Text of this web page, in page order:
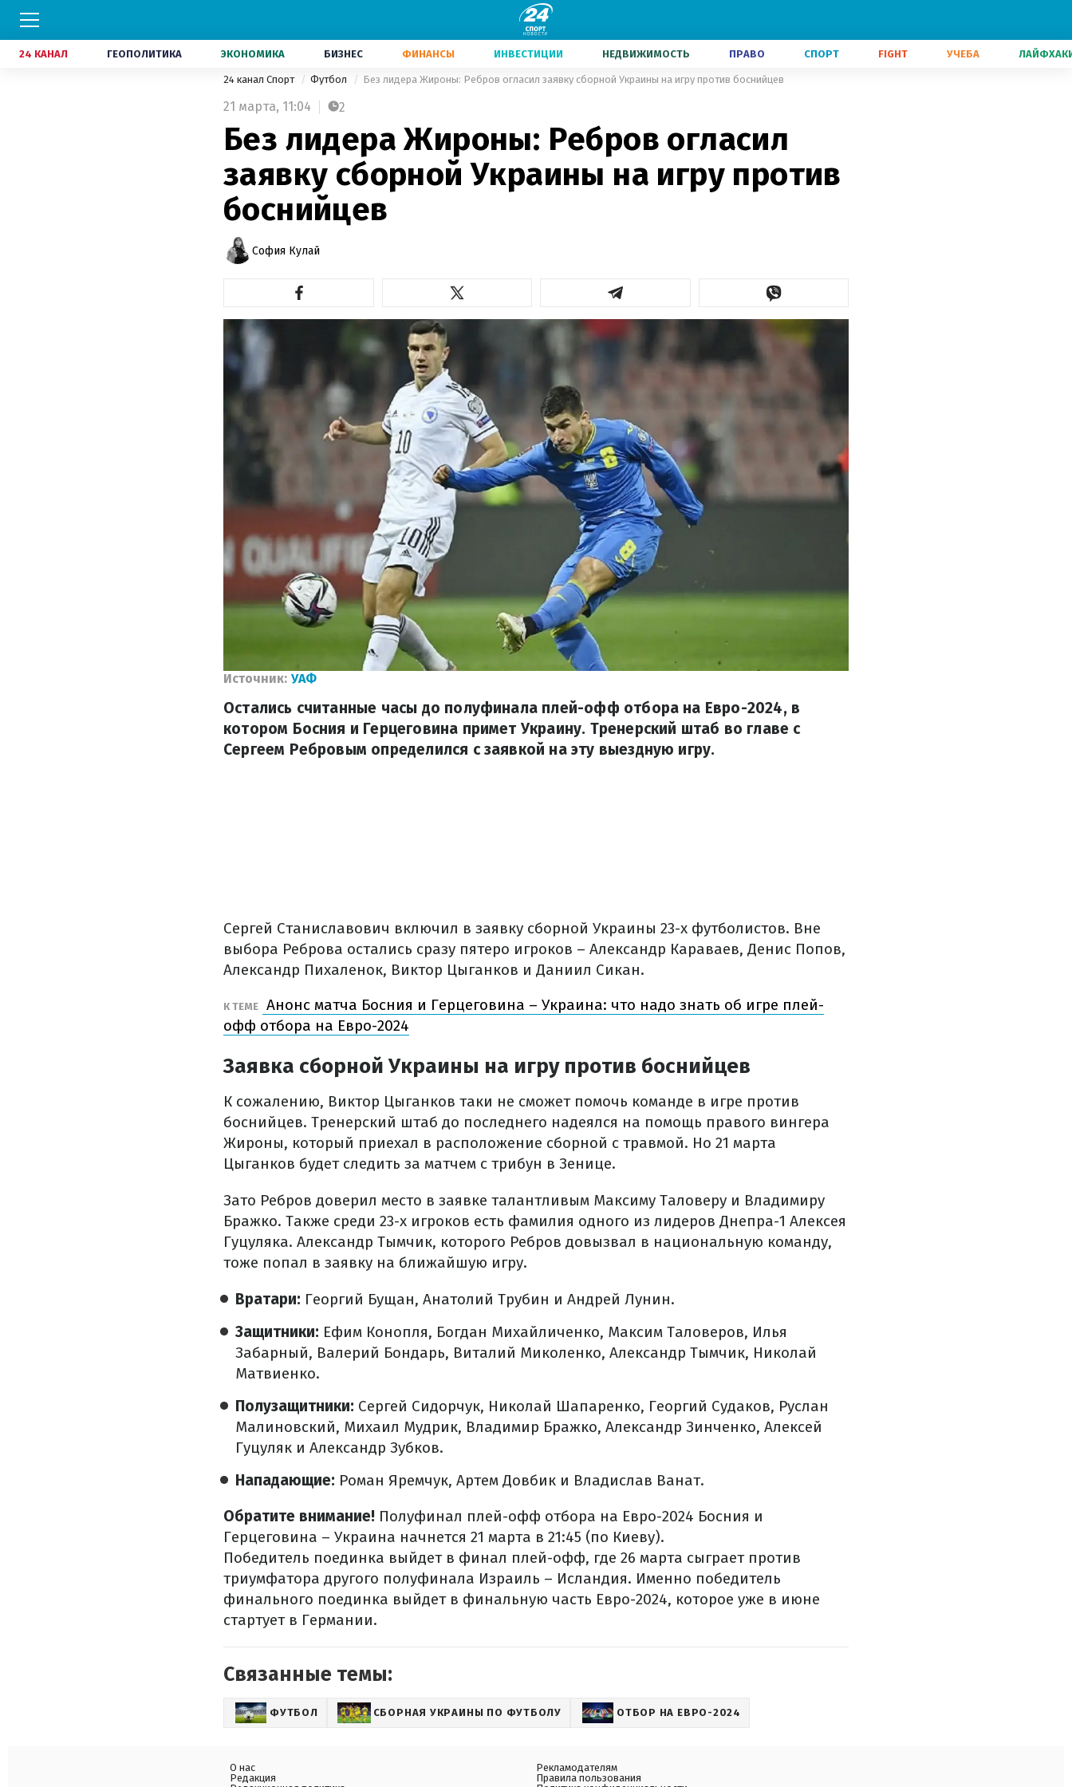
24 КАНАЛ ГЕОПОЛИТИКА ЭКОНОМИКА БИЗНЕС ФИНАНСЫ ИНВЕСТИЦИИ НЕДВИЖИМОСТЬ ПРАВО СПОРТ FIGHT УЧЕБА
24 канал Спорт Футбол Без лидера Жироны: Ребров огласил заявку сборной Украины на игру против боснийцев
21 марта, 11:04 2
Без лидера Жироны: Ребров огласил
заявку сборной Украины на игру против
боснийцев
София Кулай
Источник: УАФ
Остались считанные часы до полуфинала плей-офф отбора на Евро-2024, в
котором Босния и Герцеговина примет Украину. Тренерский штаб во главе с
Сергеем Ребровым определился с заявкой на эту выездную игру.
Сергей Станиславович включил в заявку сборной Украины 23-х футболистов. Вне
выбора Реброва остались сразу пятеро игроков – Александр Караваев, Денис Попов,
Александр Пихаленок, Виктор Цыганков и Даниил Сикан.
К ТЕМЕ
Анонс матча Босния и Герцеговина – Украина: что надо знать об игре плей-
офф отбора на Евро-2024
Заявка сборной Украины на игру против боснийцев
К сожалению, Виктор Цыганков таки не сможет помочь команде в игре против
боснийцев. Тренерский штаб до последнего надеялся на помощь правого вингера
Жироны, который приехал в расположение сборной с травмой. Но 21 марта
Цыганков будет следить за матчем с трибун в Зенице.
Зато Ребров доверил место в заявке талантливым Максиму Таловеру и Владимиру
Бражко. Также среди 23-х игроков есть фамилия одного из лидеров Днепра-1 Алексея
Гуцуляка. Александр Тымчик, которого Ребров довызвал в национальную команду,
тоже попал в заявку на ближайшую игру.
Вратари: Георгий Бущан, Анатолий Трубин и Андрей Лунин.
Защитники: Ефим Конопля, Богдан Михайличенко, Максим Таловеров, Илья
Забарный, Валерий Бондарь, Виталий Миколенко, Александр Тымчик, Николай
Матвиенко.
Полузащитники: Сергей Сидорчук, Николай Шапаренко, Георгий Судаков, Руслан
Малиновский, Михаил Мудрик, Владимир Бражко, Александр Зинченко, Алексей
Гуцуляк и Александр Зубков.
Нападающие: Роман Яремчук, Артем Довбик и Владислав Ванат.
Обратите внимание! Полуфинал плей-офф отбора на Евро-2024 Босния и
Герцеговина – Украина начнется 21 марта в 21:45 (по Киеву).
Победитель поединка выйдет в финал плей-офф, где 26 марта сыграет против
триумфатора другого полуфинала Израиль – Исландия. Именно победитель
финального поединка выйдет в финальную часть Евро-2024, которое уже в июне
стартует в Германии.
Связанные темы:
ФУТБОЛ СБОРНАЯ УКРАИНЫ ПО ФУТБОЛУ ОТБОР НА ЕВРО-2024
О нас
Редакция
Рекламодателям
Правила пользования